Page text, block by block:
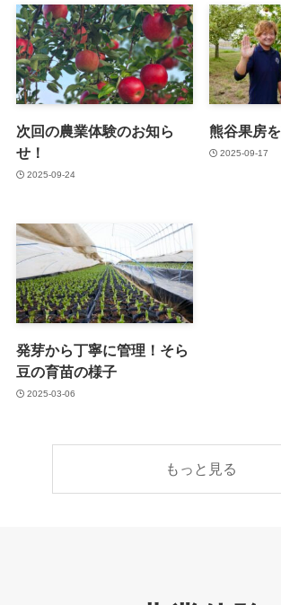
次回の農業体験のお知ら
せ！
2025-09-24
熊谷果房
2025-09-17
発芽から丁寧に管理！そら
豆の育苗の様子
2025-03-06
もっと見る